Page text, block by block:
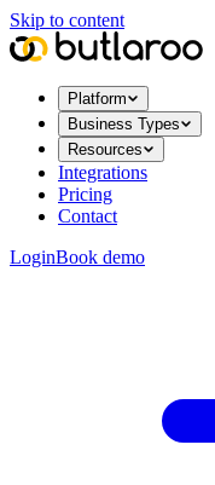
Skip to content
Platform
Business Types
Resources
Integrations
Pricing
Contact
LoginBook demo